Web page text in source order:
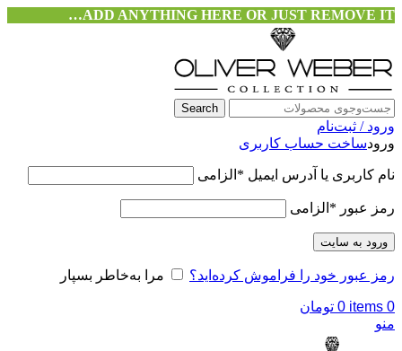
ADD ANYTHING HERE OR JUST REMOVE IT…
Search
ورود / ثبت‌نام
ورودساخت حساب کاربری
نام کاربری یا آدرس ایمیل * الزامی
رمز عبور * الزامی
ورود به سایت
رمز عبور خود را فراموش کرده‌اید؟ مرا به‌خاطر بسپار
0
items
0 تومان
منو